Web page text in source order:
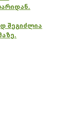
შეგიძლია